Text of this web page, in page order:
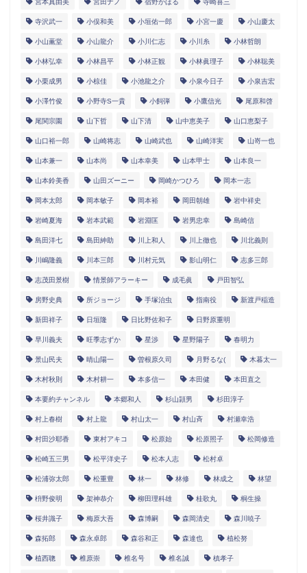
宮本真由美 宮田ナノ 宿野かほる 寺崎喜三
寺沢武一 小俣和美 小垣佑一郎 小宮一慶 小山慶太
小山薫堂 小山龍介 小川仁志 小川糸 小林哲朗
小林弘幸 小林昌平 小林正観 小林眞理子 小林聡美
小栗成男 小椋佳 小池龍之介 小泉今日子 小泉吉宏
小澤竹俊 小野寺S一貴 小飼弾 小鷹信光 尾原和啓
尾関宗園 山下哲 山下清 山中恵美子 山口恵梨子
山口裕一郎 山崎将志 山崎武也 山崎洋実 山嵜一也
山本兼一 山本尚 山本幸美 山本甲士 山本良一
山本鈴美香 山田ズーニー 岡崎かつひろ 岡本一志
岡本太郎 岡本敏子 岡本裕 岡田朝雄 岩中祥史
岩崎夏海 岩本武範 岩淵匡 岩男忠幸 島崎信
島田洋七 島田紳助 川上和人 川上徹也 川北義則
川嶋隆義 川本三郎 川村元気 影山明仁 志多三郎
志茂田景樹 情景師アラーキー 成毛眞 戸田智弘
房野史典 所ジョージ 手塚治虫 指南役 新渡戸稲造
新田祥子 日垣隆 日比野佐和子 日野原重明
早川義夫 旺季志ずか 星渉 星野陽子 春明力
景山民夫 晴山陽一 曽根原久司 月野るな( 木暮太一
木村秋則 木村耕一 本多信一 本田健 本田直之
本要約チャンネル 本郷和人 杉山頴男 杉田淳子
村上春樹 村上龍 村山太一 村山斉 村瀬幸浩
村田沙耶香 東村アキコ 松原始 松原照子 松岡修造
松崎五三男 松平洋史子 松本人志 松村卓
松浦弥太郎 松重豊 林一 林修 林成之 林望
枡野俊明 架神恭介 柳田理科雄 桂歌丸 桐生操
桜井識子 梅原大吾 森博嗣 森岡清史 森川暁子
森拓郎 森永卓郎 森谷和正 森達也 植松努
植西聰 椎原崇 椎名号 椎名誠 槙孝子